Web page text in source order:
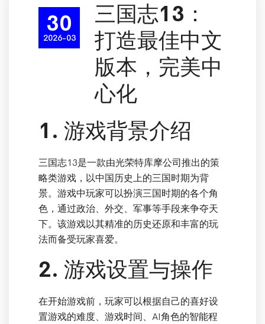
30
2026-03
三国志13：
打造最佳中文
版本，完美中
心化
1. 游戏背景介绍
三国志13是一款由光荣特库摩公司推出的策
略类游戏，以中国历史上的三国时期为背
景。游戏中玩家可以扮演三国时期的各个角
色，通过政治、外交、军事等手段来争夺天
下。该游戏以其精准的历史还原和丰富的玩
法而备受玩家喜爱。
2. 游戏设置与操作
在开始游戏前，玩家可以根据自己的喜好设
置游戏的难度、游戏时间、AI角色的智能程